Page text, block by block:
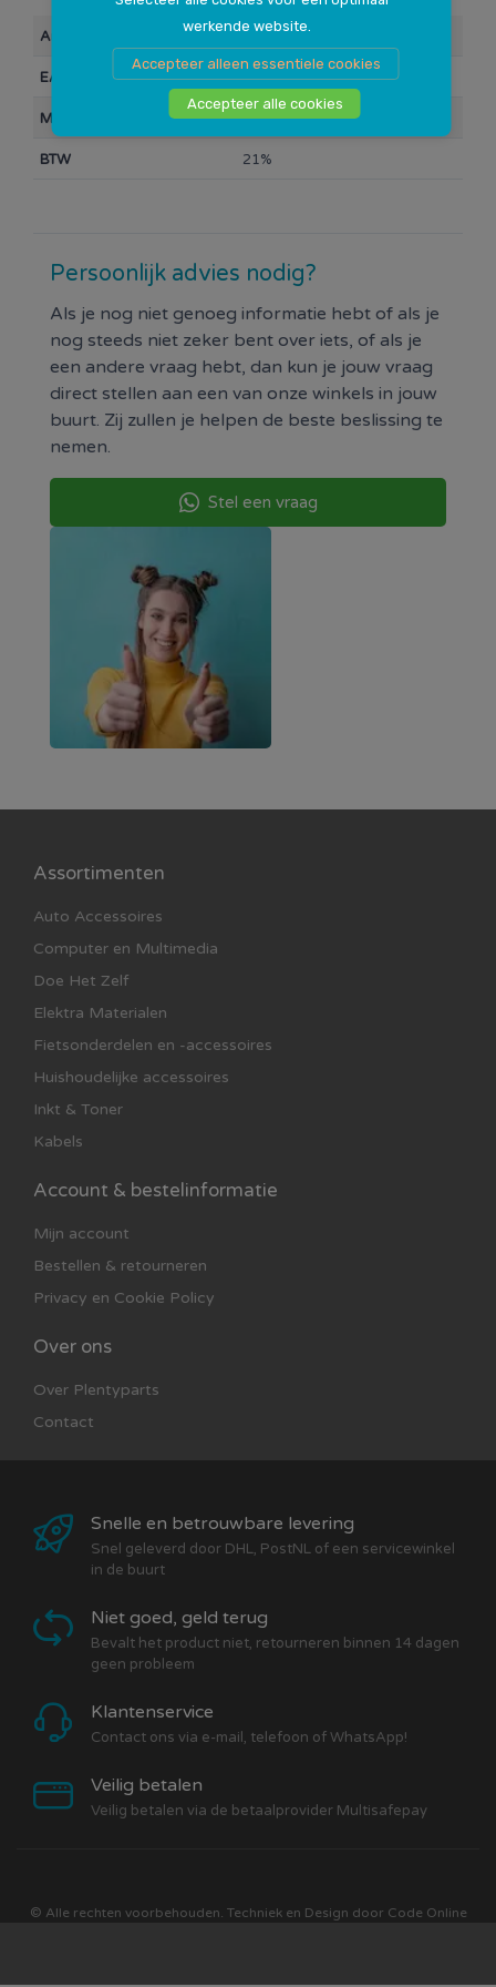
werkende website.
Accepteer alleen essentiele cookies
Accepteer alle cookies
Artikelnummer 10022097
EAN Barcode 8004399329485
Merk DeLonghi
BTW 21%
Persoonlijk advies nodig?
Als je nog niet genoeg informatie hebt of als je
nog steeds niet zeker bent over iets, of als je
een andere vraag hebt, dan kun je jouw vraag
direct stellen aan een van onze winkels in jouw
buurt. Zij zullen je helpen de beste beslissing te
nemen.
Stel een vraag
Assortimenten
Auto Accessoires
Computer en Multimedia
Doe Het Zelf
Elektra Materialen
Fietsonderdelen en -accessoires
Huishoudelijke accessoires
Inkt & Toner
Kabels
Account & bestelinformatie
Mijn account
Bestellen & retourneren
Privacy en Cookie Policy
Over ons
Over Plentyparts
Contact
Snelle en betrouwbare levering
Snel geleverd door DHL, PostNL of een servicewinkel
in de buurt
Niet goed, geld terug
Bevalt het product niet, retourneren binnen 14 dagen
geen probleem
Klantenservice
Contact ons via e-mail, telefoon of WhatsApp!
Veilig betalen
Veilig betalen via de betaalprovider Multisafepay
© Alle rechten voorbehouden. Techniek en Design door Code Online